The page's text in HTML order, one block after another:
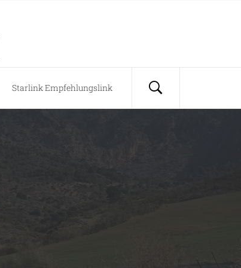
Starlink Empfehlungslink